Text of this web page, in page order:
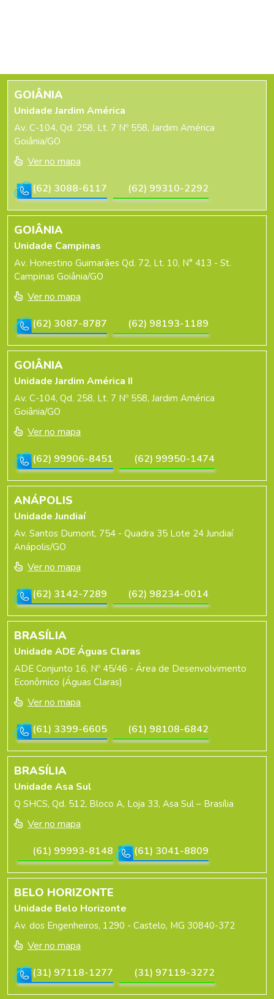
GOIÂNIA
Unidade Jardim América
Av. C-104, Qd. 258, Lt. 7 Nº 558, Jardim América
Goiânia/GO
Ver no mapa
(62) 3088-6117
(62) 99310-2292
GOIÂNIA
Unidade Campinas
Av. Honestino Guimarães Qd. 72, Lt. 10, N° 413 - St.
Campinas Goiânia/GO
Ver no mapa
(62) 3087-8787
(62) 98193-1189
GOIÂNIA
Unidade Jardim América II
Av. C-104, Qd. 258, Lt. 7 Nº 558, Jardim América
Goiânia/GO
Ver no mapa
(62) 99906-8451
(62) 99950-1474
ANÁPOLIS
Unidade Jundiaí
Av. Santos Dumont, 754 - Quadra 35 Lote 24 Jundiaí
Anápolis/GO
Ver no mapa
(62) 3142-7289
(62) 98234-0014
BRASÍLIA
Unidade ADE Águas Claras
ADE Conjunto 16, Nº 45/46 - Área de Desenvolvimento
Econômico (Águas Claras)
Ver no mapa
(61) 3399-6605
(61) 98108-6842
BRASÍLIA
Unidade Asa Sul
Q SHCS, Qd. 512, Bloco A, Loja 33, Asa Sul – Brasília
Ver no mapa
(61) 99993-8148
(61) 3041-8809
BELO HORIZONTE
Unidade Belo Horizonte
Av. dos Engenheiros, 1290 - Castelo, MG 30840-372
Ver no mapa
(31) 97118-1277
(31) 97119-3272